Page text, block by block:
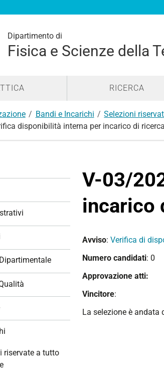
Dipartimento di
Fisica e Scienze della
RICERCA
Bandi e Incarichi Selezioni
disponibilità interna per incarico di
V-03/
incarico
Avviso: Verifica di
Numero candidati: 0
Approvazione atti:
Vincitore:
La selezione è andata
riservate a tutto